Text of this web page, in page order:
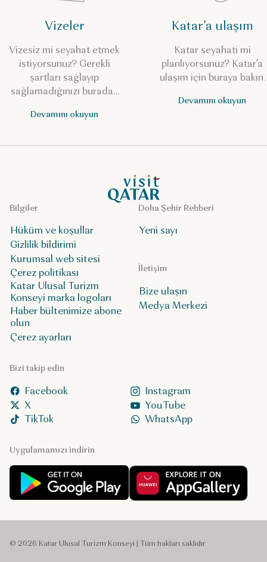
Vizeler
Vizesiz mi seyahat etmek
istiyorsunuz? Gerekli
şartları sağlayıp
sağlamadığınızı buradan
Devamını okuyun
Katar’a ulaşım
Katar seyahati mi
planlıyorsunuz? Katar’a
ulaşım için buraya bakın.
Devamını okuyun
VisitQatar Ana Sayfası
Uygulamamızı indirin
Doha Şehir Rehberi
Yeni sayı
Bizi takip edin
Facebook
Instagram
X
YouTube
TikTok
WhatsApp
İletişim
Bize ulaşın
Medya Merkezi
Bilgiler
Hüküm ve koşullar
Gizlilik bildirimi
Kurumsal web sitesi
Çerez politikası
Katar Ulusal Turizm
Konseyi marka logoları
Haber bültenimize abone
olun
Çerez ayarları
© 2026 Katar Ulusal Turizm Konseyi | Tüm hakları saklıdır